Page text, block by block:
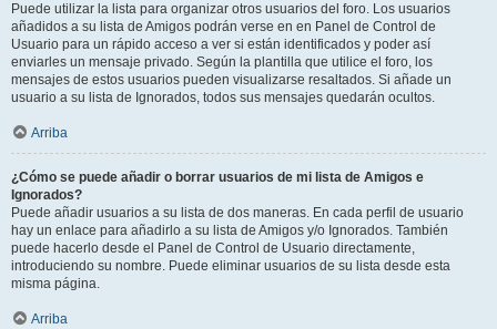
Puede utilizar la lista para organizar otros usuarios del foro. Los usuarios
añadidos a su lista de Amigos podrán verse en en Panel de Control de
Usuario para un rápido acceso a ver si están identificados y poder así
enviarles un mensaje privado. Según la plantilla que utilice el foro, los
mensajes de estos usuarios pueden visualizarse resaltados. Si añade un
usuario a su lista de Ignorados, todos sus mensajes quedarán ocultos.
Arriba
¿Cómo se puede añadir o borrar usuarios de mi lista de Amigos e
Ignorados?
Puede añadir usuarios a su lista de dos maneras. En cada perfil de usuario
hay un enlace para añadirlo a su lista de Amigos y/o Ignorados. También
puede hacerlo desde el Panel de Control de Usuario directamente,
introduciendo su nombre. Puede eliminar usuarios de su lista desde esta
misma página.
Arriba